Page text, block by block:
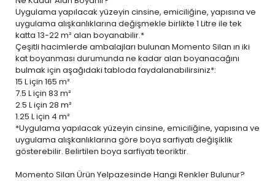
Uygulama yapılacak yüzeyin cinsine, emiciliğine, yapısına ve
uygulama alışkanlıklarına değişmekle birlikte 1 Litre ile tek
katta 13-22 m² alan boyanabilir.*
Çeşitli hacimlerde ambalajları bulunan Momento Silan ın iki
kat boyanması durumunda ne kadar alan boyanacağını
bulmak için aşağıdaki tabloda faydalanabilirsiniz*:
15 Liçin 165 m²
7.5 Liçin 83 m²
2.5 Liçin 28 m²
1.25 Liçin 4 m²
*Uygulama yapılacak yüzeyin cinsine, emiciliğine, yapısına ve
uygulama alışkanlıklarına göre boya sarfiyatı değişiklik
gösterebilir. Belirtilen boya sarfiyatı teoriktir.
Momento Silan Ürün Yelpazesinde Hangi Renkler Bulunur?